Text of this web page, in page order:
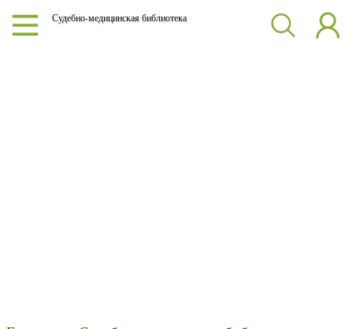
Судебно-медицинская библиотека